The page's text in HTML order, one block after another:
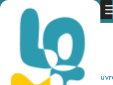
You are here: Home »